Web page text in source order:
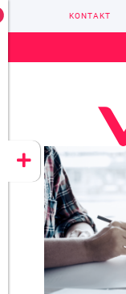
CONZEPT 16
YEET
CLOUD
KONTAKT